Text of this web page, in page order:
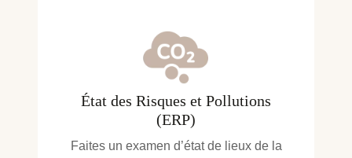
État des Risques et Pollutions
(ERP)
Faites un examen d’état de lieux de la